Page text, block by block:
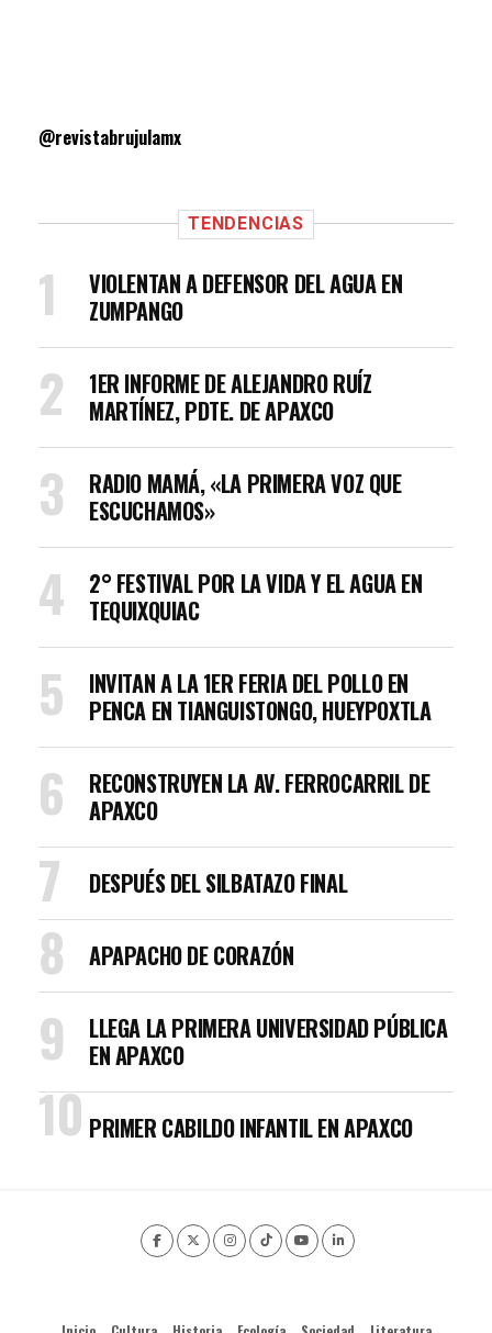
@revistabrujulamx
TENDENCIAS
VIOLENTAN A DEFENSOR DEL AGUA EN
ZUMPANGO
1ER INFORME DE ALEJANDRO RUÍZ
MARTÍNEZ, PDTE. DE APAXCO
RADIO MAMÁ, «LA PRIMERA VOZ QUE
ESCUCHAMOS»
2° FESTIVAL POR LA VIDA Y EL AGUA EN
TEQUIXQUIAC
INVITAN A LA 1ER FERIA DEL POLLO EN
PENCA EN TIANGUISTONGO, HUEYPOXTLA
RECONSTRUYEN LA AV. FERROCARRIL DE
APAXCO
DESPUÉS DEL SILBATAZO FINAL
APAPACHO DE CORAZÓN
LLEGA LA PRIMERA UNIVERSIDAD PÚBLICA
EN APAXCO
PRIMER CABILDO INFANTIL EN APAXCO